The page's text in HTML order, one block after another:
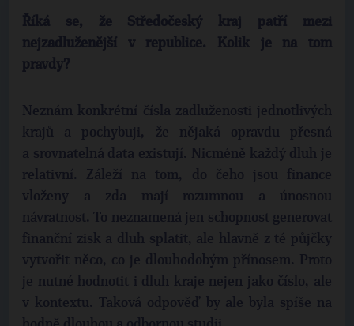
Říká se, že Středočeský kraj patří mezi
nejzadluženější v republice. Kolik je na tom
pravdy?
Neznám konkrétní čísla zadluženosti jednotlivých
krajů a pochybuji, že nějaká opravdu přesná
a srovnatelná data existují. Nicméně každý dluh je
relativní. Záleží na tom, do čeho jsou finance
vloženy a zda mají rozumnou a únosnou
návratnost. To neznamená jen schopnost generovat
finanční zisk a dluh splatit, ale hlavně z té půjčky
vytvořit něco, co je dlouhodobým přínosem. Proto
je nutné hodnotit i dluh kraje nejen jako číslo, ale
v kontextu. Taková odpověď by ale byla spíše na